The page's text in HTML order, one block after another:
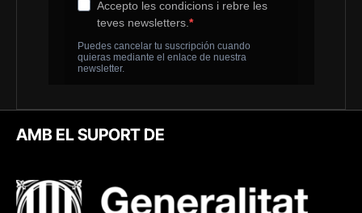
AMB EL SUPORT DE